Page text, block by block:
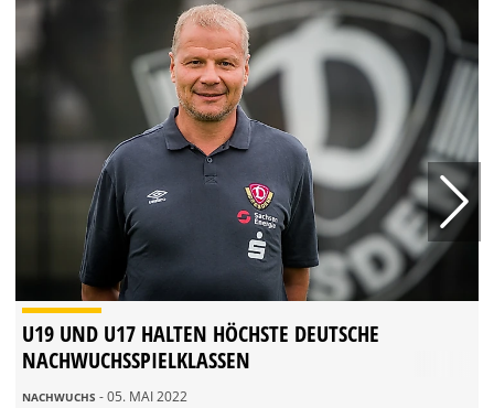
U19 UND U17 HALTEN HÖCHSTE DEUTSCHE
NACHWUCHSSPIELKLASSEN
NACHWUCHS - 05. MAI 2022